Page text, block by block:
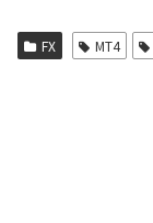
FX MT4